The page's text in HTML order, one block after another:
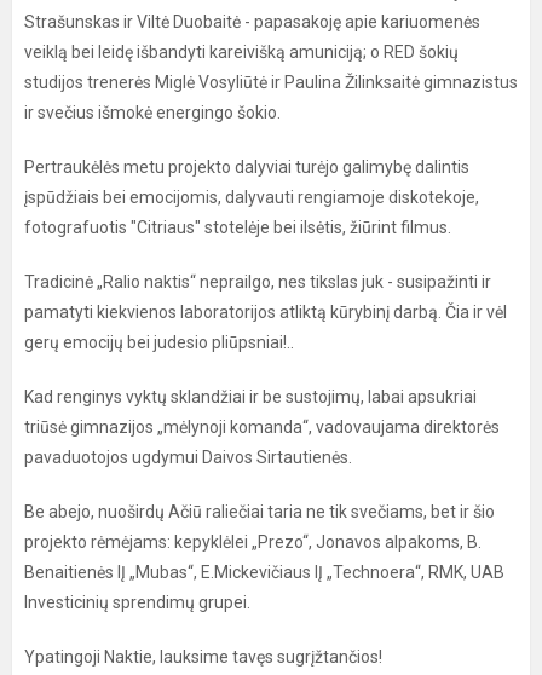
Strašunskas ir Viltė Duobaitė - papasakoję apie kariuomenės
veiklą bei leidę išbandyti kareivišką amuniciją; o RED šokių
studijos trenerės Miglė Vosyliūtė ir Paulina Žilinksaitė gimnazistus
ir svečius išmokė energingo šokio.
Pertraukėlės metu projekto dalyviai turėjo galimybę dalintis
įspūdžiais bei emocijomis, dalyvauti rengiamoje diskotekoje,
fotografuotis "Citriaus" stotelėje bei ilsėtis, žiūrint filmus.
Tradicinė „Ralio naktis“ neprailgo, nes tikslas juk - susipažinti ir
pamatyti kiekvienos laboratorijos atliktą kūrybinį darbą. Čia ir vėl
gerų emocijų bei judesio pliūpsniai!..
Kad renginys vyktų sklandžiai ir be sustojimų, labai apsukriai
triūsė gimnazijos „mėlynoji komanda“, vadovaujama direktorės
pavaduotojos ugdymui Daivos Sirtautienės.
Be abejo, nuoširdų Ačiū raliečiai taria ne tik svečiams, bet ir šio
projekto rėmėjams: kepyklėlei „Prezo“, Jonavos alpakoms, B.
Benaitienės IĮ „Mubas“, E.Mickevičiaus IĮ „Technoera“, RMK, UAB
Investicinių sprendimų grupei.
Ypatingoji Naktie, lauksime tavęs sugrįžtančios!